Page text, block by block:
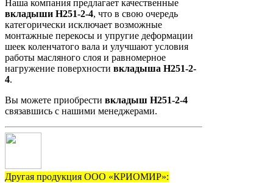
Наша компания предлагает качественные
вкладыши Н251-2-4, что в свою очередь
категорически исключает возможные
монтажные перекосы и упругие деформации
шеек коленчатого вала и улучшают условия
работы масляного слоя и равномерное
нагружение поверхности вкладыша Н251-2-
4.
Вы можете приобрести вкладыш Н251-2-4
связавшись с нашими менеджерами.
Другая продукция ООО «КРИОМИР»: